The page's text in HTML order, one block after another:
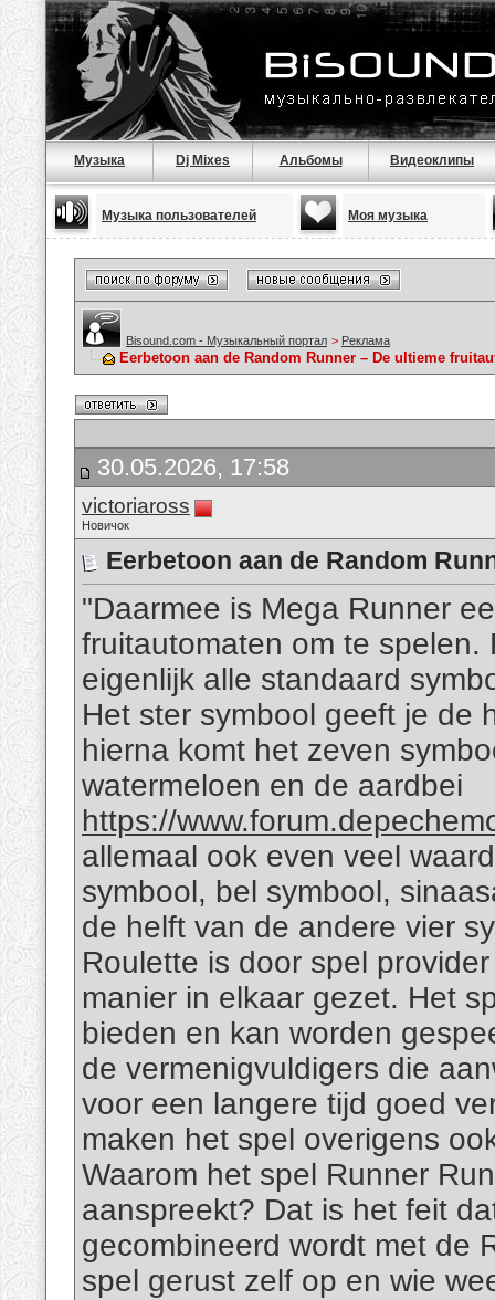
Музыка Dj Mixes Альбомы Видеоклипы
Музыка пользователей Моя музыка
Bisound.com - Музыкальный портал > Реклама
Eerbetoon aan de Random Runner – De ultieme
30.05.2026, 17:58
victoriaross
Новичок
Eerbetoon aan de Random
"Daarmee is Mega Runner
fruitautomaten om te
eigenlijk alle standaard
Het ster symbool geeft je de
hierna komt het zeven
watermeloen en de aardbei
https://
allemaal ook even veel
symbool, bel symbool,
de helft van de andere vier
Roulette is door spel
manier in elkaar gezet. Het
bieden en kan worden
de vermenigvuldigers die
voor een langere tijd goed
maken het spel overigens
Waarom het spel Runner
aanspreekt? Dat is het feit
gecombineerd wordt met de
spel gerust zelf op en wie